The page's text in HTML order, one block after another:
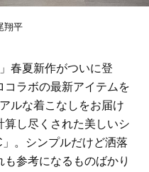
翔平
春夏新作がついに登
ラボの最新アイテムを
ルな着こなしをお届け
算し尽くされた美しいシ
。シンプルだけど洒落
参考になるものばかり